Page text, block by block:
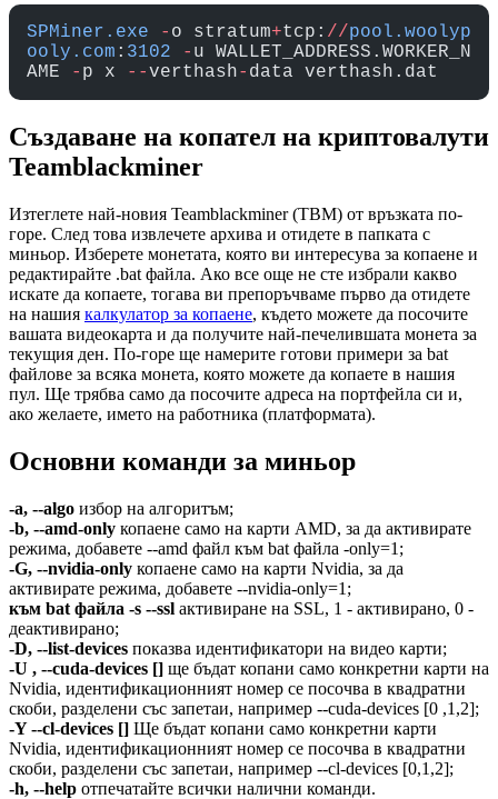
SPMiner.exe - o stratum+tcp: //pool.woolyp
ooly.com : 3102 - u WALLET_ADDRESS.WORKER_N
AME
- p x --verthash- data verthash.dat
Създаване на копател на криптовалути
Teamblackminer
Изтеглете най-новия Teamblackminer (TBM) от връзката по-
горе. След това извлечете архива и отидете в папката с
миньор. Изберете монетата, която ви интересува за копаене и
редактирайте .bat файла. Ако все още не сте избрали какво
искате да копаете, тогава ви препоръчваме първо да отидете
на нашия калкулатор за копаене, където можете да посочите
вашата видеокарта и да получите най-печелившата монета за
текущия ден. По-горе ще намерите готови примери за bat
файлове за всяка монета, която можете да копаете в нашия
пул. Ще трябва само да посочите адреса на портфейла си и,
ако желаете, името на работника (платформата).
Основни команди за миньор
-a, --algo избор на алгоритъм;
-b, --amd-only копаене само на карти AMD, за да активирате
режима, добавете --amd файл към bat файла -only=1;
-G, --nvidia-only копаене само на карти Nvidia, за да
активирате режима, добавете --nvidia-only=1;
към bat файла -s --ssl активиране на SSL, 1 - активирано, 0 -
деактивирано;
-D, --list-devices показва идентификатори на видео карти;
-U , --cuda-devices [] ще бъдат копани само конкретни карти на
Nvidia, идентификационният номер се посочва в квадратни
скоби, разделени със запетаи, например --cuda-devices [0 ,1,2];
-Y --cl-devices [] Ще бъдат копани само конкретни карти
Nvidia, идентификационният номер се посочва в квадратни
скоби, разделени със запетаи, например --cl-devices [0,1,2];
-h, --help отпечатайте всички налични команди.